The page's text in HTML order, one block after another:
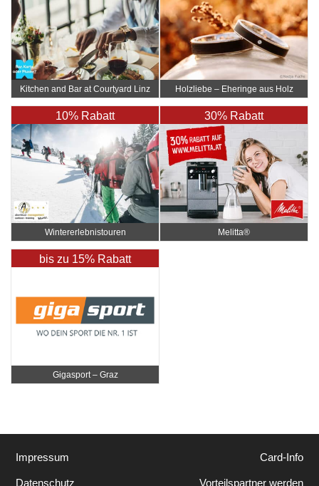
Kitchen and Bar at Courtyard Linz Holzliebe – Eheringe aus Holz
10% Rabatt
Wintererlebnistouren
30% Rabatt
Melitta®
bis zu 15% Rabatt
Gigasport – Graz
Impressum
Datenschutz
Card-Info
Vorteilspartner werden